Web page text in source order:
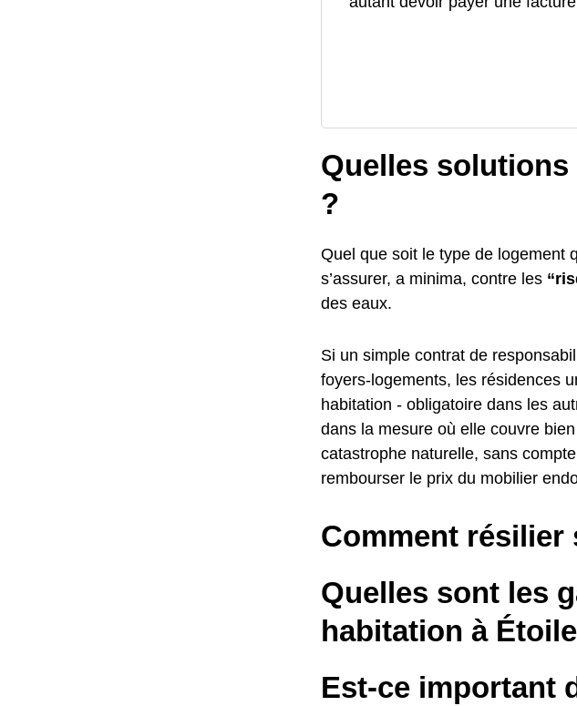
Quelles
?
Quel que soit le type de logement
s’assurer, a minima, contre les
des eaux.
Si un simple contrat de
foyers-logements, les résidences
habitation - obligatoire dans les
dans la mesure où elle couvre
catastrophe naturelle, sans
rembourser le prix du mobilier
Comment résilier
Quelles sont les
habitation à
Est-ce important